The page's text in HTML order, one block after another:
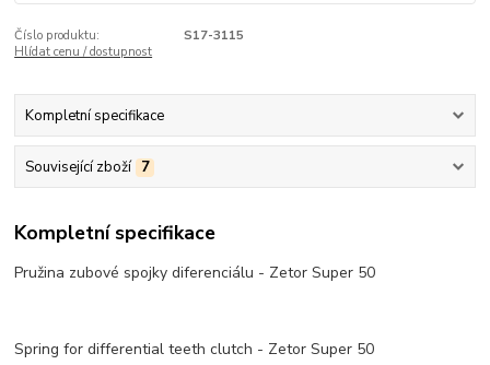
Číslo produktu:
S17-3115
Hlídat cenu / dostupnost
Kompletní specifikace
Související zboží 7
Kompletní specifikace
Pružina zubové spojky diferenciálu - Zetor Super 50
Spring for differential teeth clutch - Zetor Super 50